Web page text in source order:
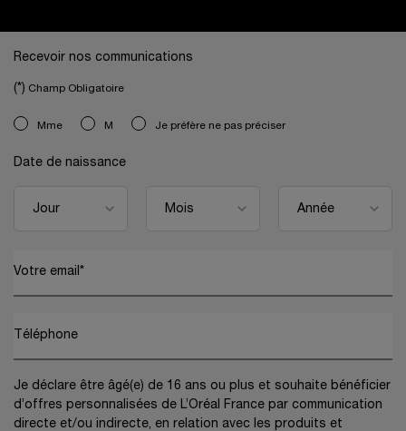
Recevoir nos communications
(*) Champ Obligatoire
newslettersignup.title.legend
Mme M Je préfère ne pas préciser
Date de naissance
Votre email *
Téléphone
Je déclare être âgé(e) de 16 ans ou plus et souhaite bénéficier
d’offres personnalisées de L’Oréal France par communication
directe et/ou indirecte, en relation avec les produits et